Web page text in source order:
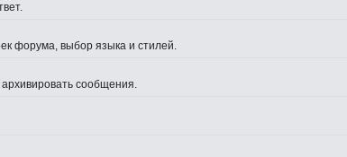
форума, выбор языка и стилей.
сообщения.